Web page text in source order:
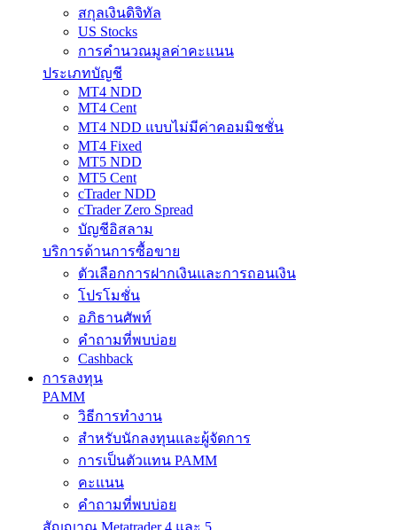
สกุลเงินดิจิทัล
US Stocks
การคำนวณมูลค่าคะแนน
ประเภทบัญชี
MT4 NDD
MT4 Cent
MT4 NDD แบบไม่มีค่าคอมมิชชั่น
MT4 Fixed
MT5 NDD
MT5 Cent
cTrader NDD
cTrader Zero Spread
บัญชีอิสลาม
บริการด้านการซื้อขาย
ตัวเลือกการฝากเงินและการถอนเงิน
โปรโมชั่น
อภิธานศัพท์
คำถามที่พบบ่อย
Cashback
การลงทุน
PAMM
วิธีการทำงาน
สำหรับนักลงทุนและผู้จัดการ
การเป็นตัวแทน PAMM
คะแนน
คำถามที่พบบ่อย